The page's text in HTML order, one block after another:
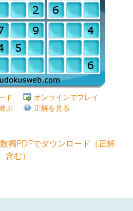
ド
オンラインでプレイ
ぶ
正解を見る
獨PDFでダウンロード（正解
含む）